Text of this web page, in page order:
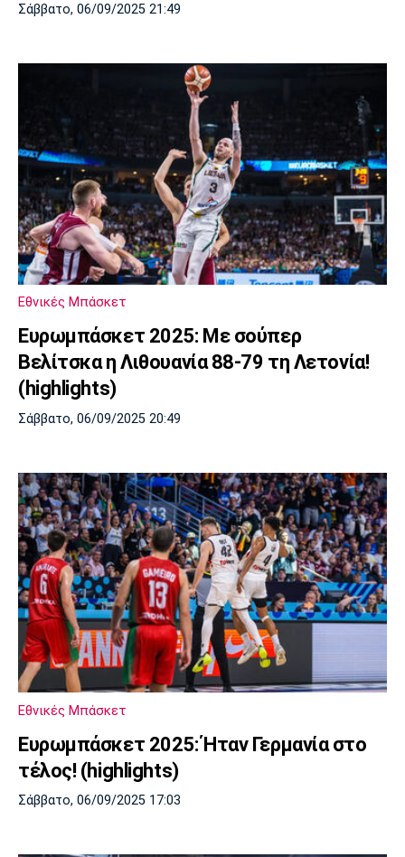
Σάββατο, 06/09/2025 21:49
Εθνικές Μπάσκετ
Ευρωμπάσκετ 2025: Με σούπερ
Βελίτσκα η Λιθουανία 88-79 τη Λετονία!
(highlights)
Σάββατο, 06/09/2025 20:49
Εθνικές Μπάσκετ
Ευρωμπάσκετ 2025: Ήταν Γερμανία στο
τέλος! (highlights)
Σάββατο, 06/09/2025 17:03